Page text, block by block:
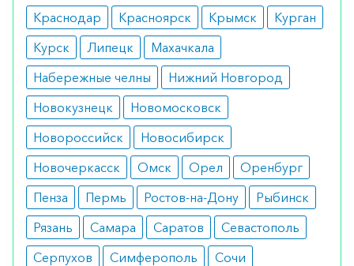
Режим дозирования
Применяется один раз в неделю в виде
инъекций. Допускается выполнение как
монотерапии, так и сочетание с иными
химиотерапевтическими препаратами.
Особые указания
Нельзя смешивать в одном флаконе с иными
средствами. Допускается только одновременно
введение с использованием Y-образной
системы.
Краснодар
Красноярск Крымск
Курган
Курск
Липецк
Махачкала
Набережные челны
Нижний Новгород
Новокузнецк
Новомосковск
Новороссийск
Новосибирск
Новочеркасск
Омск Орел
Оренбург
Пенза
Пермь Ростов-на-Дону
Рыбинск
Рязань
Самара Саратов
Севастополь
Серпухов
Симферополь
Сочи